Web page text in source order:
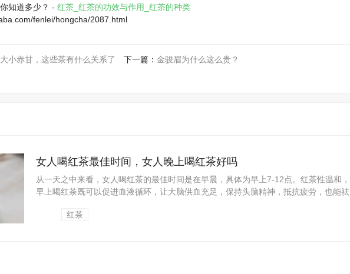
知道多少？ - 红茶_红茶的功效与作用_红茶的种类
fenlei/hongcha/2087.html
小赤甘，这些茶有什么关系了
下一篇： 金骏眉为什么这么贵？
女人喝红茶最佳时间，女人晚上喝红茶好吗
从一天之中来看，女人喝红茶的最佳时间是在早晨，具体为早上7-12点。红茶性温和，
早上喝红茶既可以促进血液循环，让大脑供血充足，保持头脑精神，抵抗疲劳，也能祛
红茶